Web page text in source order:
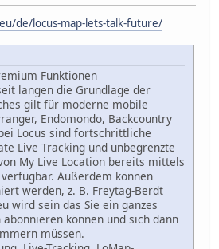
de/locus-map-lets-talk-future/
Funktionen
langen die Grundlage der
gilt für moderne mobile
Endomondo, Backcountry
Locus sind fortschrittliche
Live Tracking und unbegrenzte
My Live Location bereits mittels
Außerdem können
werden, z. B. Freytag-Berdt
wird sein das Sie ein ganzes
abonnieren können und sich dann
müssen.